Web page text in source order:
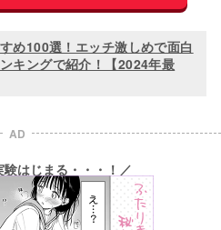
め100選！エッチ激しめで面白
キングで紹介！【2024年最
AD
はじまる・・・！／